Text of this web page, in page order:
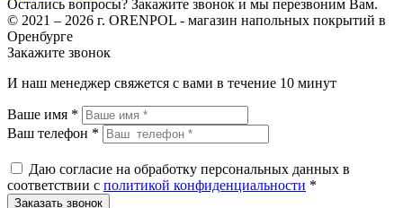
Остались вопросы? Закажите звонок и мы перезвоним Вам.
© 2021 – 2026 г. ORENPOL - магазин напольных покрытий в
Оренбурге
Закажите звонок
И наш менеджер свяжется с вами в течение 10 минут
Ваше имя *
Ваш телефон *
Даю согласие на обработку персональных данных в
соответствии с политикой конфиденциальности *